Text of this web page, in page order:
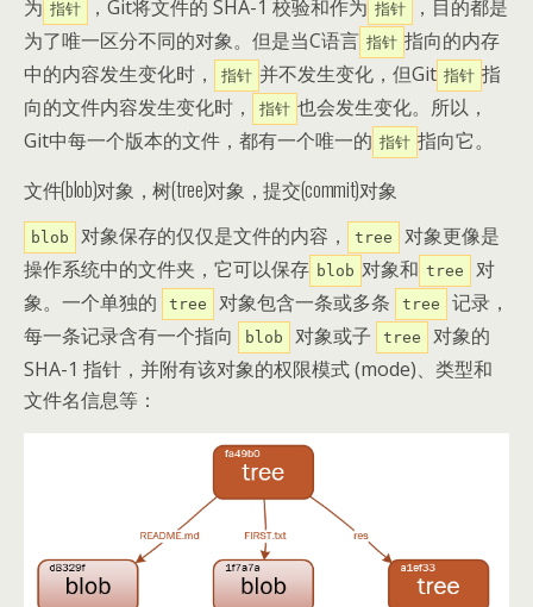
为 指针 ，Git将文件的 SHA-1 校验和作为 指针
，目的都是
为了唯一区分不同的对象。但是当C语言 指针 指向的内存
中的内容发生变化时，
指针 并不发生变化，但Git 指针 指
向的文件内容发生变化时，
指针 也会发生变化。所以，
Git中每一个版本的文件，都有一个唯一的 指针 指向它。
文件(blob)对象，树(tree)对象，提交(commit)对象
blob 对象保存的仅仅是文件的内容， tree
对象更像是
操作系统中的文件夹，它可以保存 blob 对象和 tree
对
象。一个单独的
tree 对象包含一条或多条 tree
记录，
每一条记录含有一个指向
blob 对象或子 tree
对象的
SHA-1 指针，并附有该对象的权限模式 (mode)、类型和
文件名信息等：